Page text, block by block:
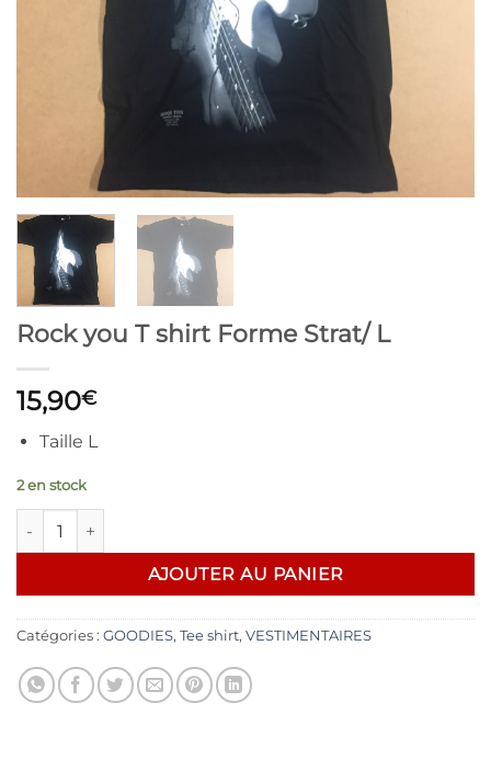
Rock you T shirt Forme Strat/ L
15,90€
Taille L
2 en stock
quantité de Rock you T shirt Forme Strat/ L
AJOUTER AU PANIER
Catégories : GOODIES, Tee shirt, VESTIMENTAIRES